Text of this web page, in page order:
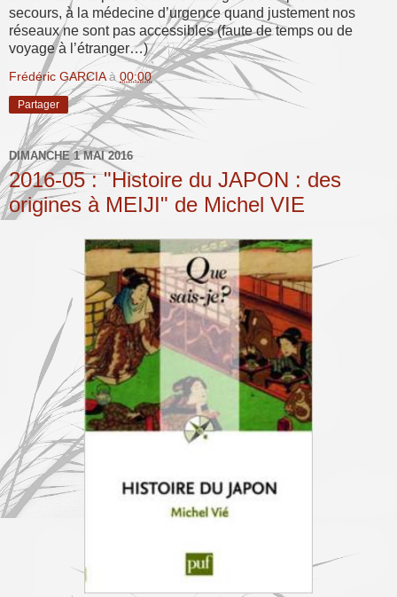
secours, à la médecine d’urgence quand justement nos
réseaux ne sont pas accessibles (faute de temps ou de
voyage à l’étranger…)
Frédéric GARCIA à 00:00
Partager
DIMANCHE 1 MAI 2016
2016-05 : "Histoire du JAPON : des
origines à MEIJI" de Michel VIE